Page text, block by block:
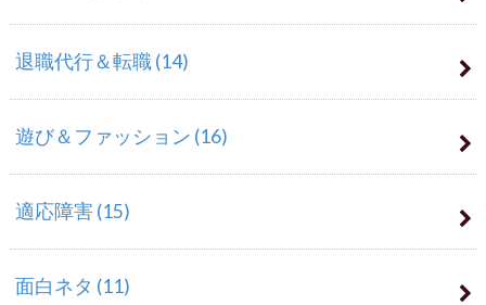
退職代行＆転職(14)
遊び＆ファッション (16)
適応障害 (15)
面白ネタ (11)